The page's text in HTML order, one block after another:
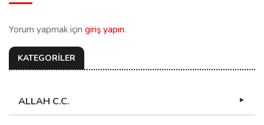
Yorum yapmak için giriş yapın.
KATEGORİLER
ALLAH C.C.